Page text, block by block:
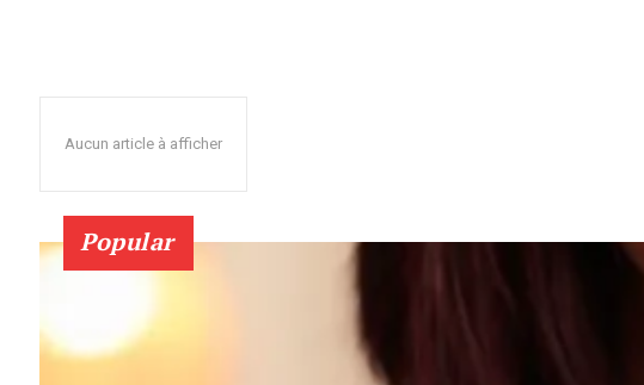
Aucun article à afficher
Popular